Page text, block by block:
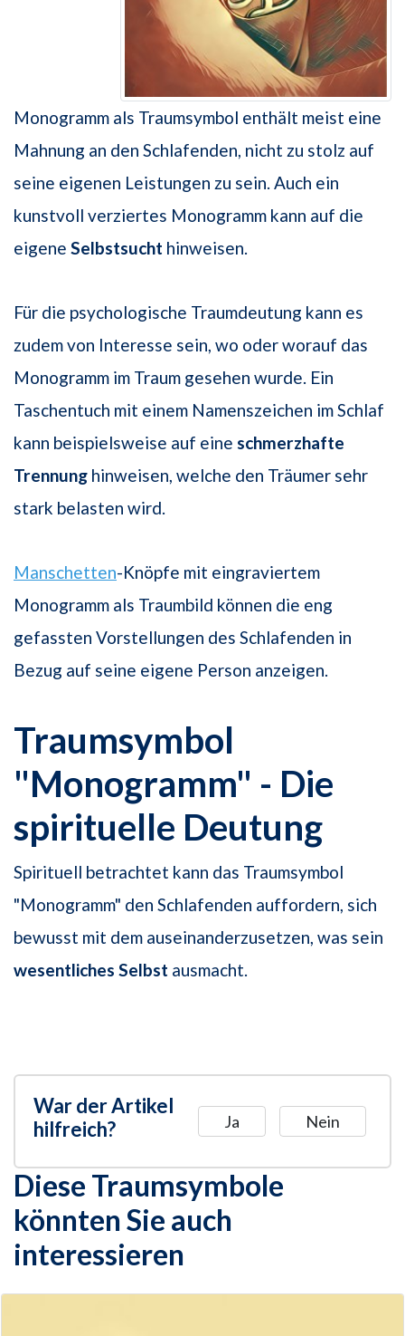
Monogramm als Traumsymbol enthält meist eine
Mahnung an den Schlafenden, nicht zu stolz auf
seine eigenen Leistungen zu sein. Auch ein
kunstvoll verziertes Monogramm kann auf die
eigene Selbstsucht hinweisen.
Für die psychologische Traumdeutung kann es
zudem von Interesse sein, wo oder worauf das
Monogramm im Traum gesehen wurde. Ein
Taschentuch mit einem Namenszeichen im Schlaf
kann beispielsweise auf eine schmerzhafte
Trennung hinweisen, welche den Träumer sehr
stark belasten wird.
Manschetten-Knöpfe mit eingraviertem
Monogramm als Traumbild können die eng
gefassten Vorstellungen des Schlafenden in
Bezug auf seine eigene Person anzeigen.
Traumsymbol
"Monogramm" - Die
spirituelle Deutung
Spirituell betrachtet kann das Traumsymbol
"Monogramm" den Schlafenden auffordern, sich
bewusst mit dem auseinanderzusetzen, was sein
wesentliches Selbst ausmacht.
War der Artikel
hilfreich?
Ja Nein
Diese Traumsymbole
könnten Sie auch
interessieren